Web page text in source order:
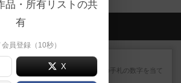
会員の新しい投稿
ゴットファイブ！
自分の前に背を向けて並ぶ5枚の手札の数字を当て
るゲーム。相手の手札/場...
品・所有リストの共
有
員登録（10秒）
X